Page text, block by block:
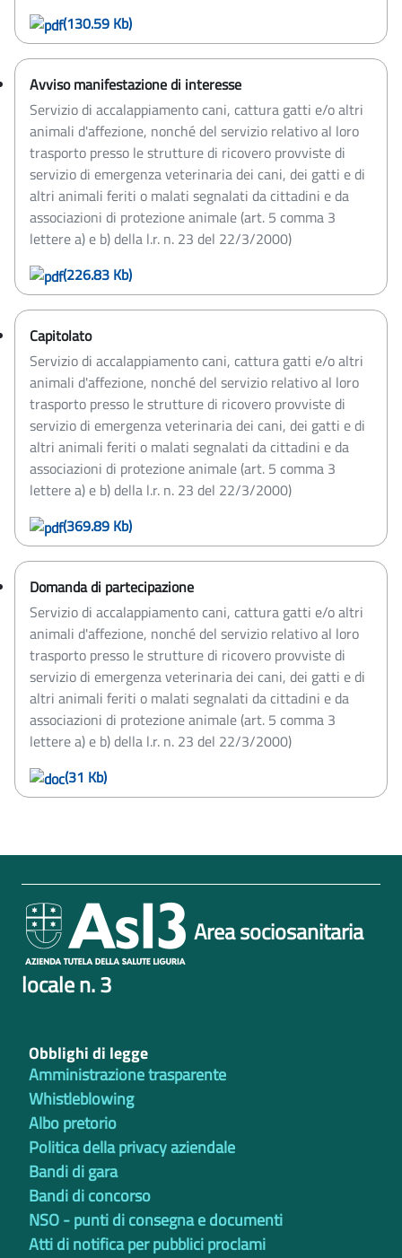
(130.59 Kb)
Avviso manifestazione di interesse
Servizio di accalappiamento cani, cattura gatti e/o altri
animali d'affezione, nonché del servizio relativo al loro
trasporto presso le strutture di ricovero provviste di
servizio di emergenza veterinaria dei cani, dei gatti e di
altri animali feriti o malati segnalati da cittadini e da
associazioni di protezione animale (art. 5 comma 3
lettere a) e b) della l.r. n. 23 del 22/3/2000)
(226.83 Kb)
Capitolato
Servizio di accalappiamento cani, cattura gatti e/o altri
animali d'affezione, nonché del servizio relativo al loro
trasporto presso le strutture di ricovero provviste di
servizio di emergenza veterinaria dei cani, dei gatti e di
altri animali feriti o malati segnalati da cittadini e da
associazioni di protezione animale (art. 5 comma 3
lettere a) e b) della l.r. n. 23 del 22/3/2000)
(369.89 Kb)
Domanda di partecipazione
Servizio di accalappiamento cani, cattura gatti e/o altri
animali d'affezione, nonché del servizio relativo al loro
trasporto presso le strutture di ricovero provviste di
servizio di emergenza veterinaria dei cani, dei gatti e di
altri animali feriti o malati segnalati da cittadini e da
associazioni di protezione animale (art. 5 comma 3
lettere a) e b) della l.r. n. 23 del 22/3/2000)
(31 Kb)
Area sociosanitaria
locale n. 3
Obblighi di legge
Amministrazione trasparente
Whistleblowing
Albo pretorio
Politica della privacy aziendale
Bandi di gara
Bandi di concorso
NSO - punti di consegna e documenti
Atti di notifica per pubblici proclami